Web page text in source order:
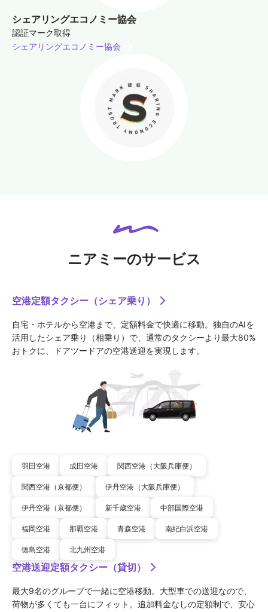
シェアリングエコノミー協会
認証マーク取得
シェアリングエコノミー協会
ニアミーのサービス
空港定額タクシー（シェア乗り）
自宅・ホテルから空港まで、定額料金で快適に移動。独自のAIを
活用したシェア乗り（相乗り）で、通常のタクシーより最大80%
おトクに、ドアツードアの空港送迎を実現します。
羽田空港 成田空港 関西空港（大阪兵庫便）
関西空港（京都便） 伊丹空港（大阪兵庫便）
伊丹空港（京都便） 新千歳空港 中部国際空港
福岡空港 那覇空港 青森空港 南紀白浜空港
徳島空港 北九州空港
空港送迎定額タクシー（貸切）
最大9名のグループで一緒に空港移動。大型車での送迎なので、
荷物が多くても一台にフィット。追加料金なしの定額制で、安心